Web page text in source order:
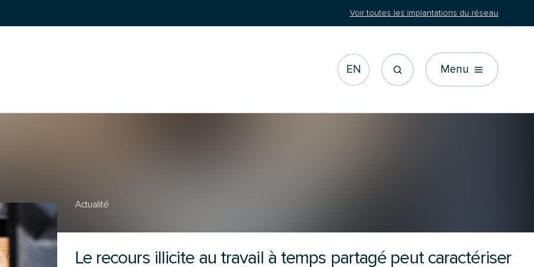
Voir toutes les implantations du réseau
EN Menu
Actualité
Le recours illicite au travail à temps partagé peut caractériser